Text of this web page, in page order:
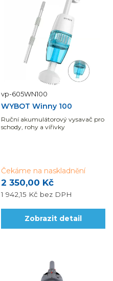
vp-605WN100
WYBOT Winny 100
Ruční akumulátorový vysavač pro
schody, rohy a vířivky
2 350,00 Kč
1 942,15 Kč bez DPH
Čekáme na naskladnění
Zobrazit detail